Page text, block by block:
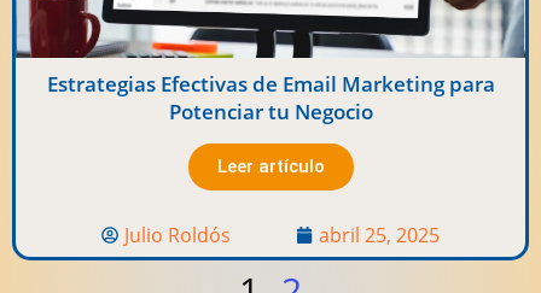
Estrategias Efectivas de Email Marketing para
Potenciar tu Negocio
Leer artículo
Julio Roldós abril 25, 2025